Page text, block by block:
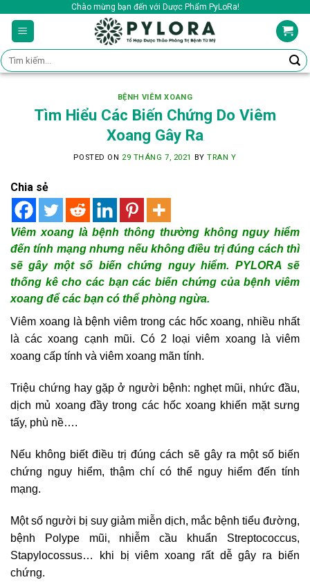
content
Chào mừng bạn đến với Dược Phẩm PyLoRa!
Tìm
kiếm:
BỆNH VIÊM XOANG
Tìm Hiểu Các Biến Chứng Do Viêm
Xoang Gây Ra
POSTED ON 29 THÁNG 7, 2021 BYTRAN Y
Chia sẻ
Viêm xoang là bệnh thông thường không nguy hiểm
đến tính mạng nhưng nếu không điều trị đúng cách thì
sẽ gây một số biến chứng nguy hiểm. PYLORA sẽ
thống kê cho các bạn các biến chứng của bệnh viêm
xoang để các bạn có thể phòng ngừa.
Viêm xoang là bệnh viêm trong các hốc xoang, nhiều nhất
là các xoang cạnh mũi. Có 2 loại viêm xoang là viêm
xoang cấp tính và viêm xoang mãn tính.
Triệu chứng hay gặp ở người bệnh: nghẹt mũi, nhức đầu,
dịch mủ xoang đầy trong các hốc xoang khiến mặt sưng
tấy, phù nề….
Nếu không biết điều trị đúng cách sẽ gây ra một số biến
chứng nguy hiểm, thậm chí có thể nguy hiểm đến tính
mạng.
Một số người bị suy giảm miễn dịch, mắc bệnh tiểu đường,
bệnh Polype mũi, nhiễm cầu khuẩn Streptococcus,
Stapylocossus… khi bị viêm xoang rất dễ gây ra biến
chứng.